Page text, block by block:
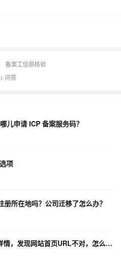
备案工信部核验
> 问答
儿申请 ICP 备案服务码？
项
所在地吗？公司迁移了怎么办？
icp备案已经成功，查询备案详情，发现网站首页URL不对，怎么修改？